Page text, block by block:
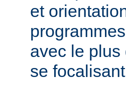
et
avec le plus
se